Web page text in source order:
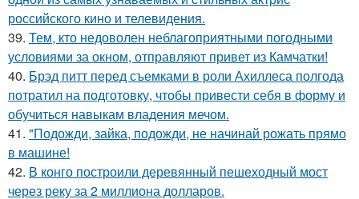
российского кино и телевидения.
39. Тем, кто недоволен неблагоприятными погодными
условиями за окном, отправляют привет из Камчатки!
40. Брэд питт перед съемками в роли Ахиллеса полгода
потратил на подготовку, чтобы привести себя в форму и
обучиться навыкам владения мечом.
41. "Подожди, зайка, подожди, не начинай рожать прямо
в машине!
42. В конго построили деревянный пешеходный мост
через реку за 2 миллиона долларов.